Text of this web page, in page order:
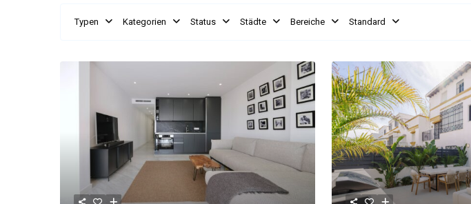
Typen Kategorien Status Städte Bereiche Standard